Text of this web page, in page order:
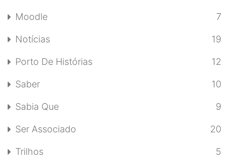
Moodle 7
Notícias 19
Porto De Histórias 12
Saber 10
Sabia Que 9
Ser Associado 20
Trilhos 5